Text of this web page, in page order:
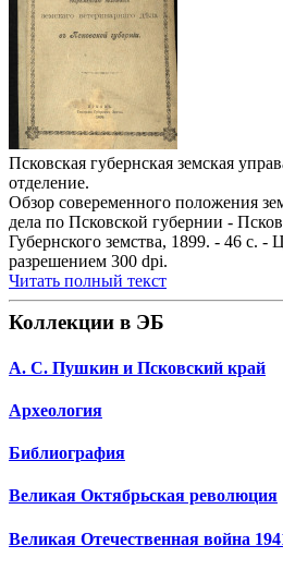
Псковская губернская земская
отделение.
Обзор совеременного положения
дела по Псковской губернии -
Губернского земства, 1899. - 46 с. -
разрешением 300 dpi.
Читать полный текст
Коллекции в ЭБ
А. С. Пушкин и Псковский край
Археология
Библиография
Великая Октябрьская революция
Великая Отечественная война